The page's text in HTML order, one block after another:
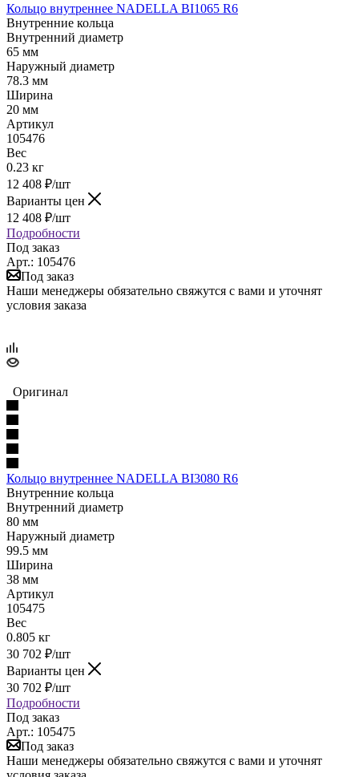
Кольцо внутреннее NADELLA BI1065 R6
Внутренние кольца
Внутренний диаметр
65 мм
Наружный диаметр
78.3 мм
Ширина
20 мм
Артикул
105476
Вес
0.23 кг
12 408 ₽/шт
Варианты цен
12 408 ₽/шт
Подробности
Под заказ
Арт.: 105476
Под заказ
Наши менеджеры обязательно свяжутся с вами и уточнят
условия заказа
Оригинал
Кольцо внутреннее NADELLA BI3080 R6
Внутренние кольца
Внутренний диаметр
80 мм
Наружный диаметр
99.5 мм
Ширина
38 мм
Артикул
105475
Вес
0.805 кг
30 702 ₽/шт
Варианты цен
30 702 ₽/шт
Подробности
Под заказ
Арт.: 105475
Под заказ
Наши менеджеры обязательно свяжутся с вами и уточнят